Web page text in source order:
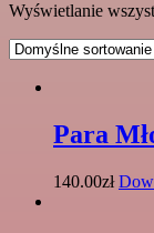
Wyświetlanie
Para
140.00zł